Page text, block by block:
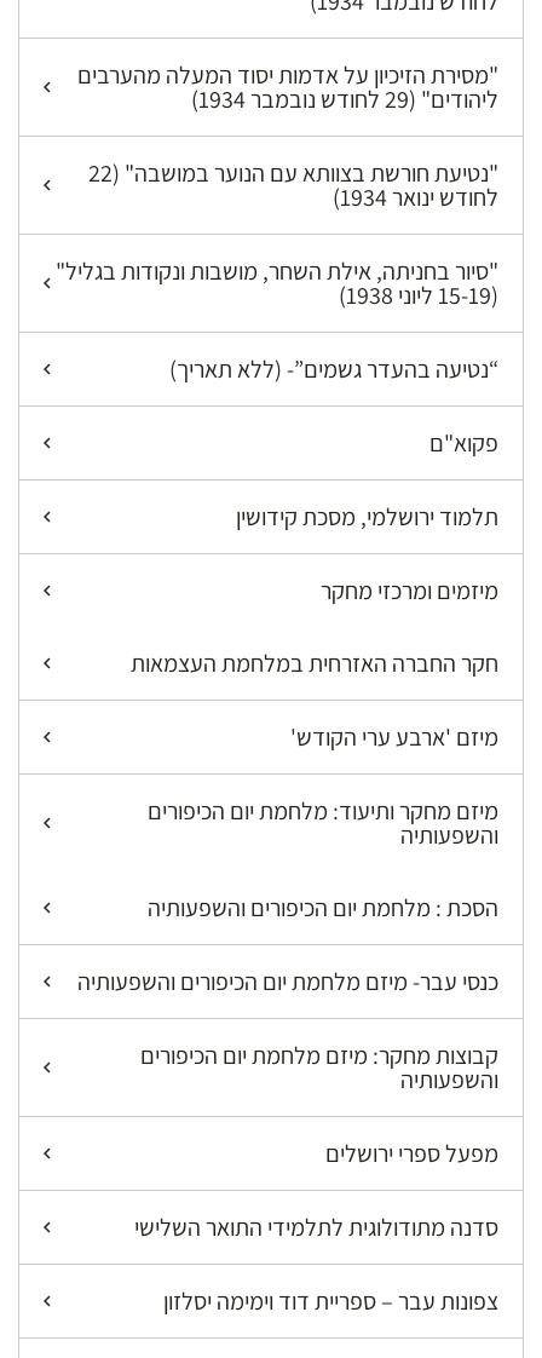
"מסירת הזיכיון על אדמות יסוד המעלה מהערבים
ליהודים" (29 לחודש נובמבר 1934)
"נטיעת חורשת בצוותא עם הנוער במושבה" (22
לחודש ינואר 1934)
"סיור בחניתה, אילת השחר, מושבות ונקודות בגליל"
(15-19 ליוני 1938)
“נטיעה בהעדר גשמים”- (ללא תאריך)
פקוא"ם
תלמוד ירושלמי, מסכת קידושין
מיזמים ומרכזי מחקר
חקר החברה האזרחית במלחמת העצמאות
מיזם 'ארבע ערי הקודש'
מיזם מחקר ותיעוד: מלחמת יום הכיפורים
והשפעותיה
הסכת : מלחמת יום הכיפורים והשפעותיה
כנסי עבר- מיזם מלחמת יום הכיפורים והשפעותיה
קבוצות מחקר: מיזם מלחמת יום הכיפורים
והשפעותיה
מפעל ספרי ירושלים
סדנה מתודולוגית לתלמידי התואר השלישי
צפונות עבר – ספריית דוד וימימה יסלזון